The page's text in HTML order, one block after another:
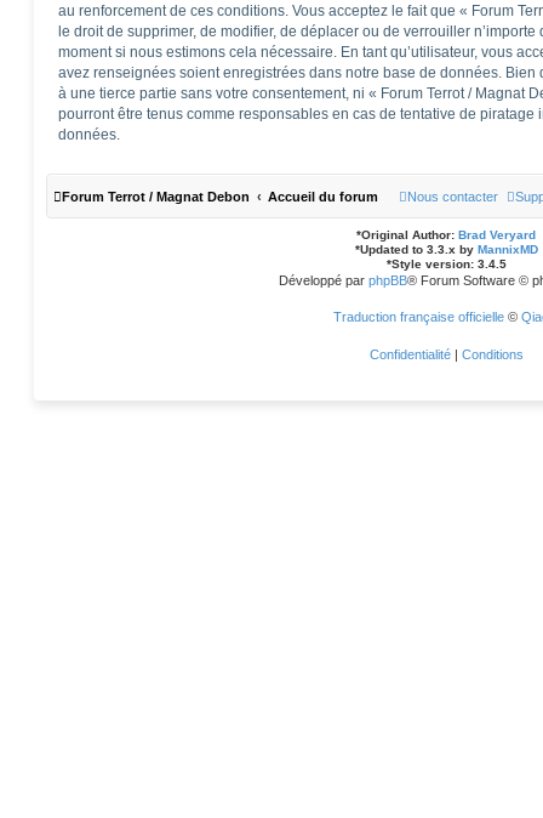
au renforcement de ces conditions. Vous acceptez le fait que « Forum
le droit de supprimer, de modifier, de déplacer ou de verrouiller
moment si nous estimons cela nécessaire. En tant qu’utilisateur, vous
avez renseignées soient enregistrées dans notre base de données.
à une tierce partie sans votre consentement, ni « Forum Terrot / Magnat
pourront être tenus comme responsables en cas de tentative de piratage
données.
Forum Terrot / Magnat Debon Accueil du forum Nous contacter
*Original Author: Brad Veryard
*Updated to 3.3.x by MannixMD
*Style version: 3.4.5
Développé par phpBB® Forum Software ©
Traduction française officielle©
Confidentialité | Conditions